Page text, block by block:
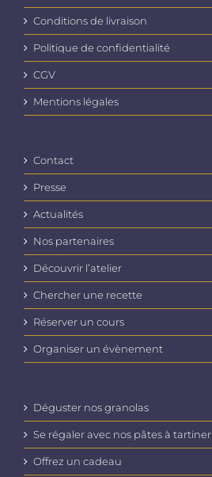
Conditions de livraison
Politique de confidentialité
CGV
Mentions légales
Contact
Presse
Actualités
Nos partenaires
Découvrir l’atelier
Chercher une recette
Réserver un cours
Organiser un évènement
Déguster nos granolas
Se régaler avec nos pâtes à tartiner
Offrez un cadeau